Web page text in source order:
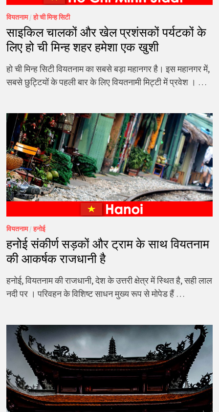
वियतनाम/हो ची मिन्ह सिटी
साइकिल चालकों और खेल प्रशंसकों पर्यटकों के
लिए हो ची मिन्ह शहर हमेशा एक खुशी
हो ची मिन्ह सिटी वियतनाम का सबसे बड़ा महानगर है। इस महानगर में,
सबसे छुट्टियों के पहली बार के लिए वियतनामी मिट्टी में प्रवेश । …
वियतनाम/हनोई
हनोई संकीर्ण सड़कों और ट्राम के साथ वियतनाम
की आकर्षक राजधानी है
हनोई, वियतनाम की राजधानी, देश के उत्तरी क्षेत्र में स्थित है, सही लाल
नदी पर । परिवहन के विशिष्ट साधन मुख्य रूप से मोपेड हैं …